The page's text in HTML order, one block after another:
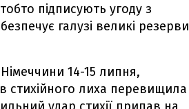
підписують угоду з
галузі великі резерви
14-15 липня,
стихійного лиха перевищила